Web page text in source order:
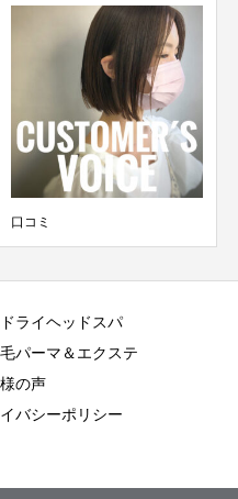
口コミ
ライヘッドスパ
パーマ＆エクステ
の声
バシーポリシー